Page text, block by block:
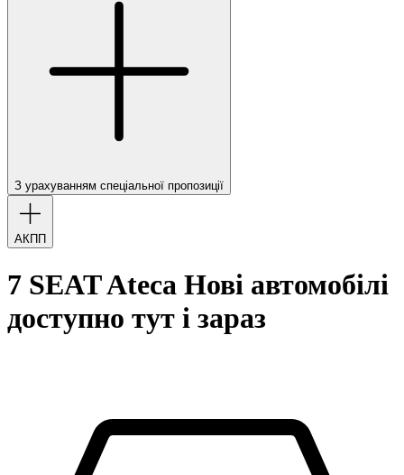
З урахуванням спеціальної пропозиції
АКПП
7 SEAT Ateca Нові автомобілі
доступно тут і зараз